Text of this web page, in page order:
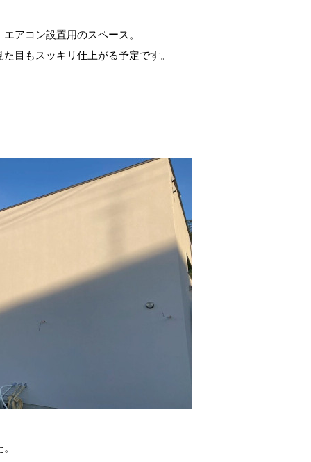
アコン設置用のスペース。
目もスッキリ仕上がる予定です。